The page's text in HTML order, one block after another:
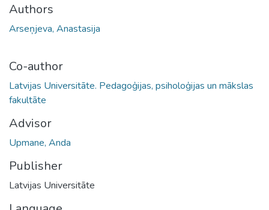
Authors
Arseņjeva, Anastasija
Co-author
Latvijas Universitāte. Pedagoģijas, psiholoģijas un mākslas
fakultāte
Advisor
Upmane, Anda
Publisher
Latvijas Universitāte